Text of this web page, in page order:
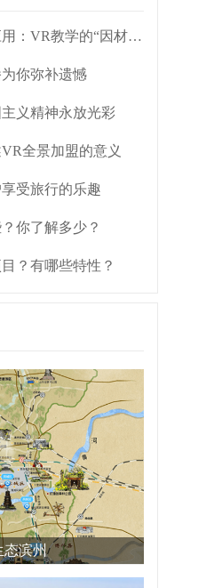
VR全景技术在教育中的应用：VR教学的“因材施教”
你弥补遗憾
义精神永放光彩
全景加盟的意义
受旅行的乐趣
你了解多少？
？有哪些特性？
态滨州